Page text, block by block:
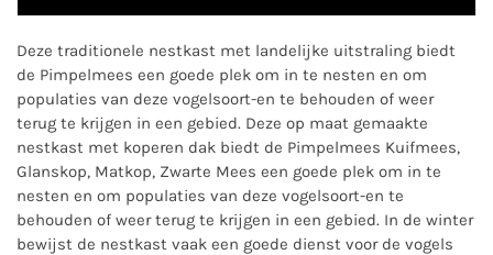
Deze traditionele nestkast met landelijke uitstraling biedt
de Pimpelmees een goede plek om in te nesten en om
populaties van deze vogelsoort-en te behouden of weer
terug te krijgen in een gebied. Deze op maat gemaakte
nestkast met koperen dak biedt de Pimpelmees Kuifmees,
Glanskop, Matkop, Zwarte Mees een goede plek om in te
nesten en om populaties van deze vogelsoort-en te
behouden of weer terug te krijgen in een gebied. In de winter
bewijst de nestkast vaak een goede dienst voor de vogels